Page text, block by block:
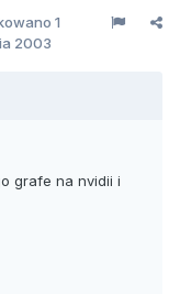
1
2003
grafe na nvidii i